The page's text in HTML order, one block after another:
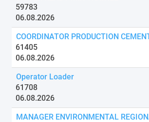
59783
06.08.2026
COORDINATOR PRODUCTION
61405
06.08.2026
Operator Loader
61708
06.08.2026
MANAGER ENVIRONMENTAL